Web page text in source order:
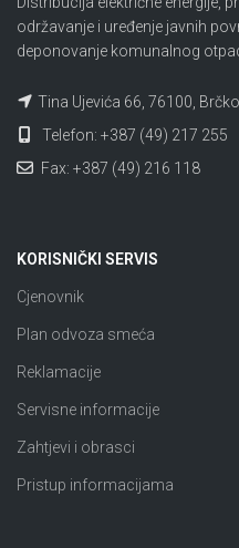
održavanje i uređenje javnih
deponovanje komunalnog
Tina Ujevića 66, 76100, Brčko
Telefon: +387 (49) 217 255
Fax: +387 (49) 216 118
KORISNIČKI SERVIS
Cjenovnik
Plan odvoza smeća
Reklamacije
Servisne informacije
Zahtjevi i obrasci
Pristup informacijama